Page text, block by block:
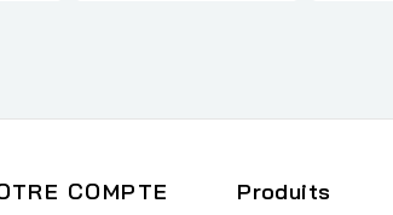
COMPTE Produits